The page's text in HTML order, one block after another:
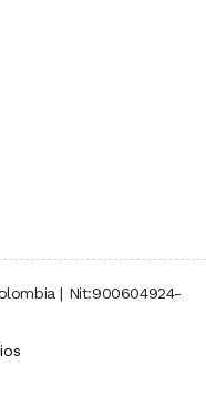
| Nit:900604924-